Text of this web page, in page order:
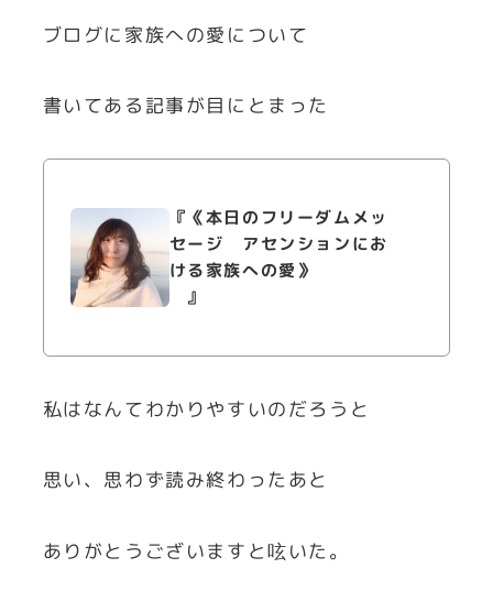
ブログに家族への愛について
書いてある記事が目にとまった
『《本日のフリーダムメッ
セージ アセンションにお
ける家族への愛》
』
私はなんてわかりやすいのだろうと
思い、思わず読み終わったあと
ありがとうございますと呟いた。